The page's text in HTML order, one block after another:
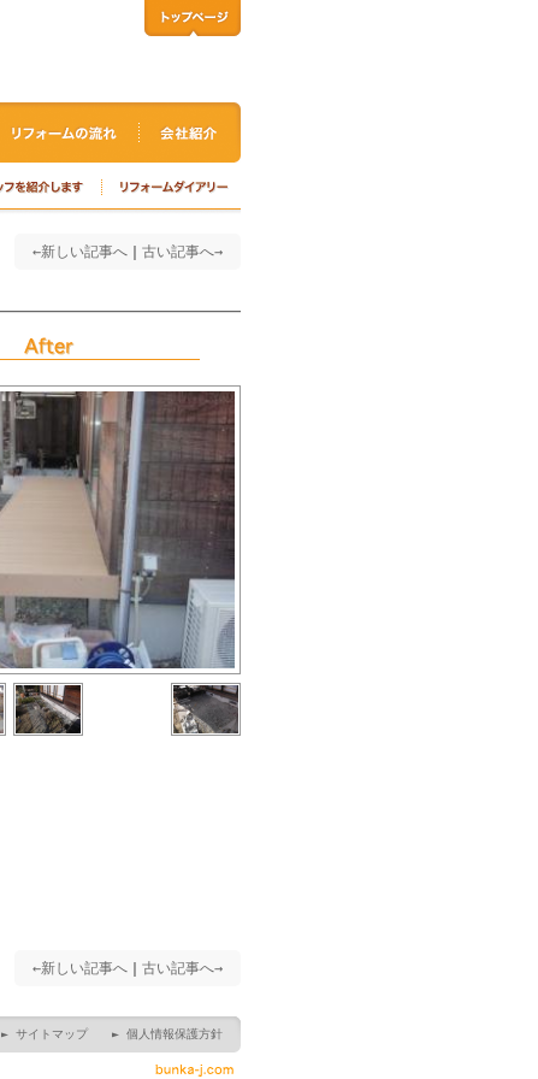
←新しい記事へ 古い記事へ→
←新しい記事へ
古い記事へ→
► 個人情報保護方針
► サイトマップ